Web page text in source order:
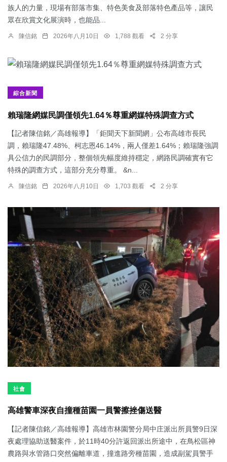
族人的力量，現場有部落市集、特色美食及部落特色產品等，讓民
眾在欣賞文化展演時，也能品...
陳信銘 2026年八月10日 1,788 觀看 2 分享
綜合新聞
賴瑞隆網媒民調僅領先1.64％尊重網媒特殊調查方式
【記者陳信銘／高雄報導】「鉅聞天下新聞網」公布高雄市長民
調，賴瑞隆47.48%、柯志恩46.14%，兩人僅差1.64%；賴瑞隆強調
具公信力的民調部分，整個領先幅度維持穩定，網路民調確實有它
特殊的調查方式，這部分充分尊重。 &n...
陳信銘 2026年八月10日 1,703 觀看 2 分享
社會
高雄警車深夜自撞種苗園一員警擦挫傷送醫
【記者陳信銘／高雄報導】高雄市林園警分局中庄派出所員警9日深
夜處理協助送醫案件，於11時40分許返回派出所途中，在鳥松區神
農路與水管路口突然偏離車道，撞進路旁種苗園，造成副駕員警手